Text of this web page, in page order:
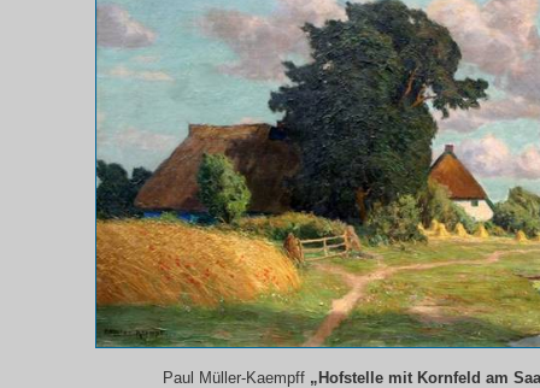
Paul Müller-Kaempff „Hofstelle mit Kornfeld am